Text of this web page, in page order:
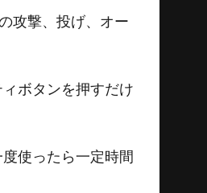
攻撃、投げ、オー
ボタンを押すだけ
使ったら一定時間